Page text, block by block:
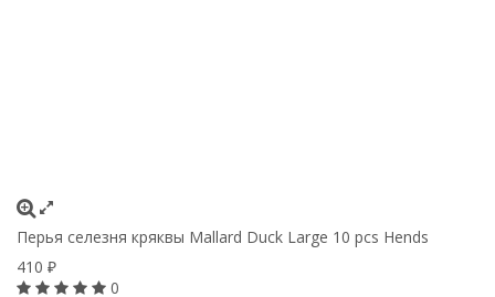
Перья селезня кряквы Mallard Duck Large 10 pcs Hends
410 ₽
0